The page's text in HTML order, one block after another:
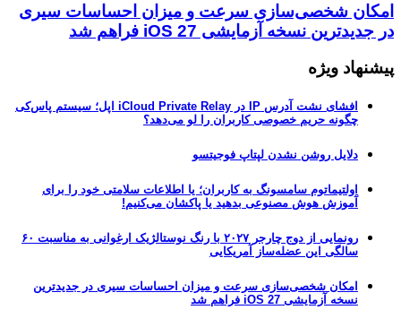
امکان شخصی‌سازی سرعت و میزان احساسات سیری
در جدیدترین نسخه آزمایشی iOS 27 فراهم شد
پیشنهاد ویژه
افشای نشت آدرس IP در iCloud Private Relay اپل؛ سیستم پاس‌کی
چگونه حریم خصوصی کاربران را لو می‌دهد؟
دلایل روشن نشدن لپتاپ فوجیتسو
اولتیماتوم سامسونگ به کاربران؛ یا اطلاعات سلامتی خود را برای
آموزش هوش مصنوعی بدهید یا پاکشان می‌کنیم!
رونمایی از دوج چارجر ۲۰۲۷ با رنگ نوستالژیک ارغوانی به مناسبت ۶۰
سالگی این عضله‌ساز آمریکایی
امکان شخصی‌سازی سرعت و میزان احساسات سیری در جدیدترین
نسخه آزمایشی iOS 27 فراهم شد